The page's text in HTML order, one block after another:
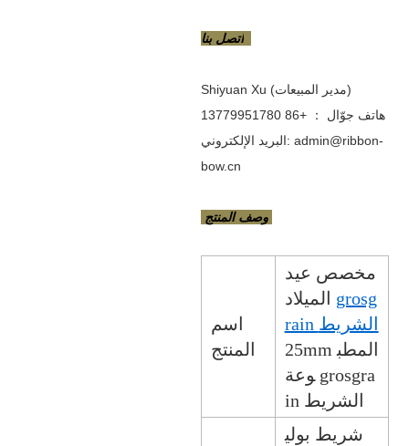
اتصل بنا
Shiyuan Xu (مدير المبيعات)
هاتف جوّال ： +86 13779951780
البريد الإلكتروني: admin@ribbon-
bow.cn
وصف المنتج
اسم
المنتج
مخصص عيد
grosg
rain الشريط
25mm المطب
وعة grosgra
in الشريط
شريط بولي